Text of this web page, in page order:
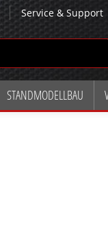
Service & Support
STANDMODELLBAU